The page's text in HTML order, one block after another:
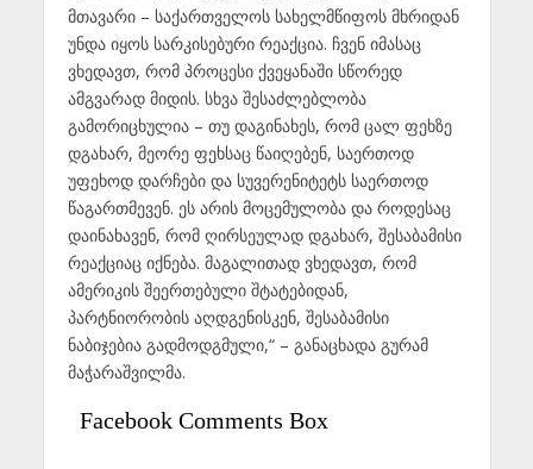
მთავარი – საქართველოს სახელმწიფოს მხრიდან
უნდა იყოს სარკისებური რეაქცია. ჩვენ იმასაც
ვხედავთ, რომ პროცესი ქვეყანაში სწორედ
ამგვარად მიდის. სხვა შესაძლებლობა
გამორიცხულია – თუ დაგინახეს, რომ ცალ ფეხზე
დგახარ, მეორე ფეხსაც წაიღებენ, საერთოდ
უფეხოდ დარჩები და სუვერენიტეტს საერთოდ
წაგართმევენ. ეს არის მოცემულობა და როდესაც
დაინახავენ, რომ ღირსეულად დგახარ, შესაბამისი
რეაქციაც იქნება. მაგალითად ვხედავთ, რომ
ამერიკის შეერთებული შტატებიდან,
პარტნიორობის აღდგენისკენ, შესაბამისი
ნაბიჯებია გადმოდგმული,“ – განაცხადა გურამ
მაჭარაშვილმა.
Facebook Comments Box